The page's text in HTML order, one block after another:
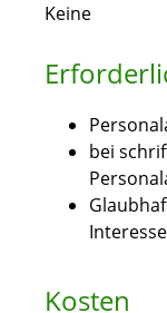
Keine
bei
Kosten